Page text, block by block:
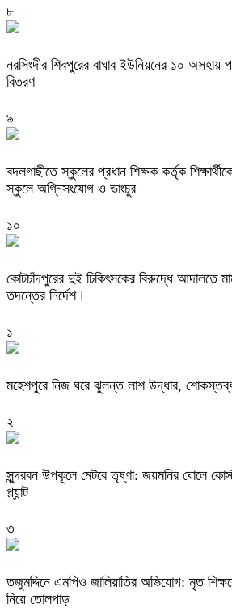
৮
নরসিংদীর শিবপুরের বাঘাব ইউনিয়নের ১০ অসহায়
বিতরণ
৯
বদলগাছীতে স্কুলের প্রধান শিক্ষক কর্তৃক
স্কুলে অগ্নিসংযোগ ও ভাংচুর
১০
কোটচাঁদপুরের দুই চিকিৎসকের বিরুদ্ধে আদালতে
তদন্তের নির্দেশ।
১
মহেশপুরে নিজ ঘরে ঝুলন্ত লাশ উদ্ধার, শোকস্তব্ধ
২
সুন্দরবন উপকূলে মেটবে তৃষ্ণা: জয়মনির ঘোলে
প্ল্যান্ট
৩
তজুমদ্দিনে এমপিও জালিয়াতির অভিযোগ: মৃত
নিয়ে তোলপাড়